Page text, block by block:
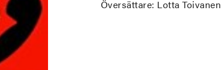
Översättare: Lotta Toivanen